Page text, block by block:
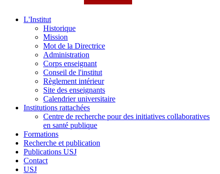
L'Institut
Historique
Mission
Mot de la Directrice
Administration
Corps enseignant
Conseil de l'institut
Règlement intérieur
Site des enseignants
Calendrier universitaire
Institutions rattachées
Centre de recherche pour des initiatives collaboratives
en santé publique
Formations
Recherche et publication
Publications USJ
Contact
USJ